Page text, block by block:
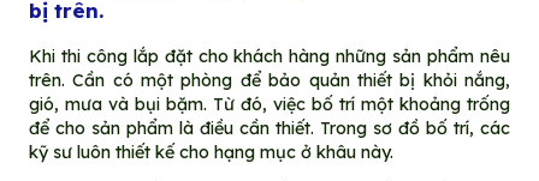
bị trên.
Khi thi công lắp đặt cho khách hàng những sản phẩm nêu
trên. Cần có một phòng để bảo quản thiết bị khỏi nắng,
gió, mưa và bụi bặm. Từ đó, việc bố trí một khoảng trống
để cho sản phẩm là điều cần thiết. Trong sơ đồ bố trí, các
kỹ sư luôn thiết kế cho hạng mục ở khâu này.